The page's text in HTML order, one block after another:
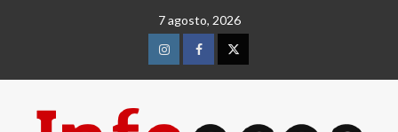
7 agosto, 2026
InstagramFacebookTwitter